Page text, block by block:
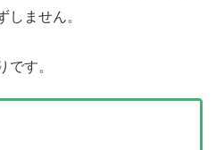
ません。
す。